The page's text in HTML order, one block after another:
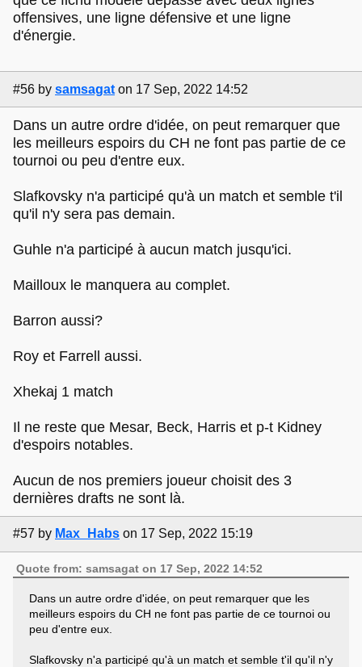
offensives, une ligne défensive et une ligne
d'énergie.
#56 by samsagat on 17 Sep, 2022 14:52
Dans un autre ordre d'idée, on peut remarquer que
les meilleurs espoirs du CH ne font pas partie de ce
tournoi ou peu d'entre eux.
Slafkovsky n'a participé qu'à un match et semble t'il
qu'il n'y sera pas demain.
Guhle n'a participé à aucun match jusqu'ici.
Mailloux le manquera au complet.
Barron aussi?
Roy et Farrell aussi.
Xhekaj 1 match
Il ne reste que Mesar, Beck, Harris et p-t Kidney
d'espoirs notables.
Aucun de nos premiers joueur choisit des 3
dernières drafts ne sont là.
#57 by Max_Habs on 17 Sep, 2022 15:19
Quote from: samsagat on 17 Sep, 2022 14:52
Dans un autre ordre d'idée, on peut remarquer que les
meilleurs espoirs du CH ne font pas partie de ce tournoi ou
peu d'entre eux.
Slafkovsky n'a participé qu'à un match et semble t'il qu'il n'y